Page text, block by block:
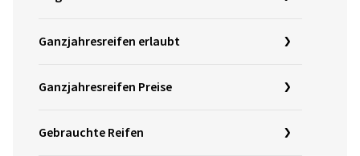
Ganzjahresreifen erlaubt
Ganzjahresreifen Preise
Gebrauchte Reifen